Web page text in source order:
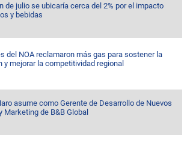
de julio se ubicaría cerca del 2% por el impacto
y bebidas
del NOA reclamaron más gas para sostener la
y mejorar la competitividad regional
asume como Gerente de Desarrollo de Nuevos
Marketing de B&B Global